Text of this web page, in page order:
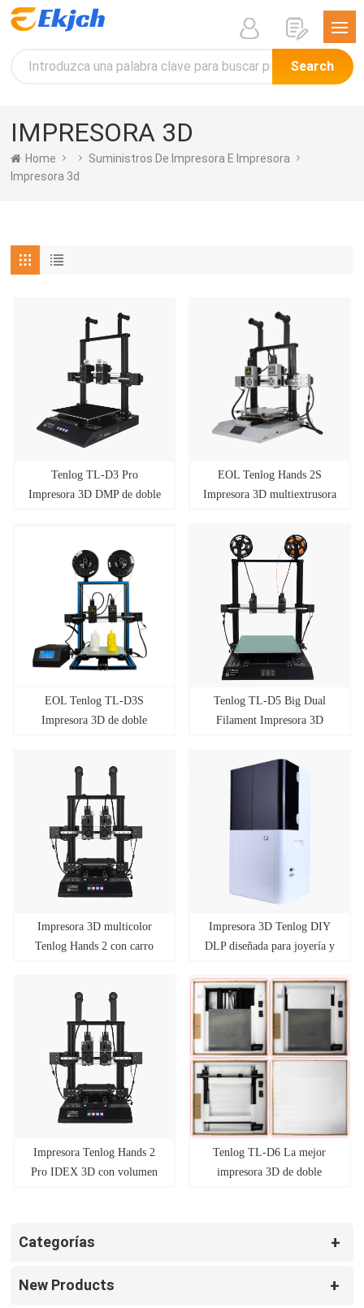
Search
IMPRESORA 3D
Home
Suministros De Impresora E Impresora
Impresora 3d
Tenlog TL-D3 Pro
Impresora 3D DMP de doble
PVA TPU ABS PLA
(versión de 600 W)
EOL Tenlog Hands 2S
Impresora 3D multiextrusora
EOL Tenlog TL-D3S
Impresora 3D de doble
300*mm*300mm*400mm
Tenlog TL-D5 Big Dual
Filament Impresora 3D
500 * mm * 500 mm * 600
Impresora 3D multicolor
Tenlog Hands 2 con carro
Impresora 3D Tenlog DIY
DLP diseñada para joyería y
impresión 3D de
procesamiento de luz digital
Impresora Tenlog Hands 2
Pro IDEX 3D con volumen
Tenlog TL-D6 La mejor
impresora 3D de doble
Categorías
New Products